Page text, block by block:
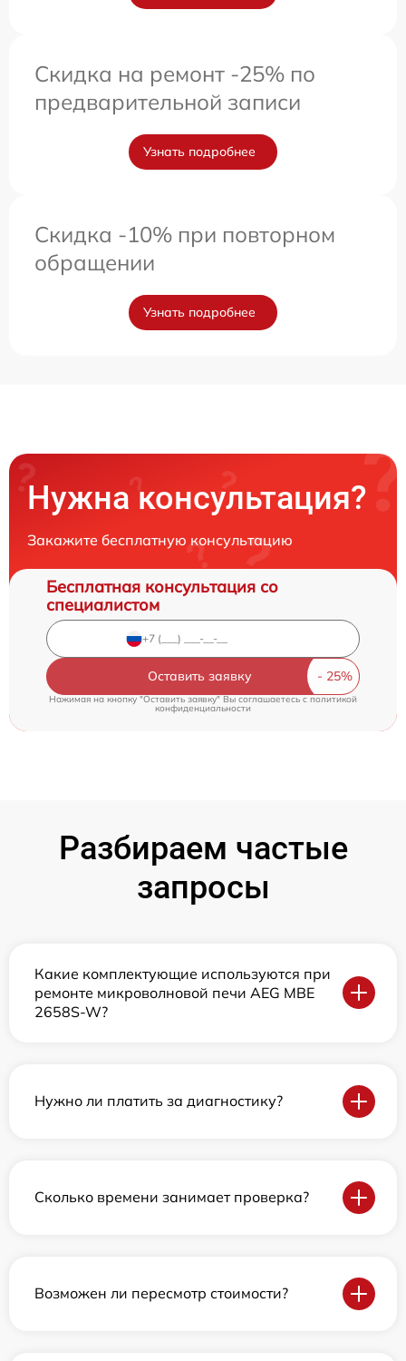
Скидка на ремонт -25% по
предварительной записи
Узнать подробнее
Скидка -10% при повторном
обращении
Узнать подробнее
Нужна консультация?
Закажите бесплатную консультацию
Бесплатная консультация со
специалистом
Оставить заявку
Нажимая на кнопку "Оставить заявку" Вы соглашаетесь cполитикой
конфиденциальности
Разбираем частые
запросы
Какие комплектующие используются при
ремонте микроволновой печи AEG MBE
2658S-W?
Нужно ли платить за диагностику?
Сколько времени занимает проверка?
Возможен ли пересмотр стоимости?